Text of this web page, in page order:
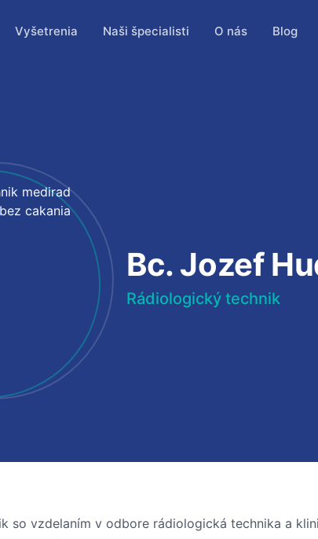
Vyšetrenia Naši špecialisti O nás Blog
Bc. Jozef
Rádiologický technik
so vzdelaním v odbore rádiologická technika a